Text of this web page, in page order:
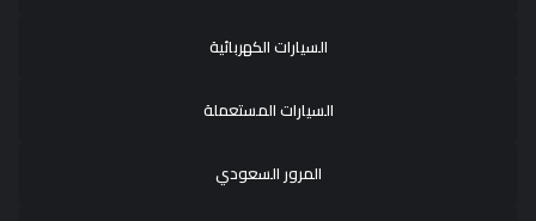
السيارات الكهربائية
السيارات المستعملة
المرور السعودي